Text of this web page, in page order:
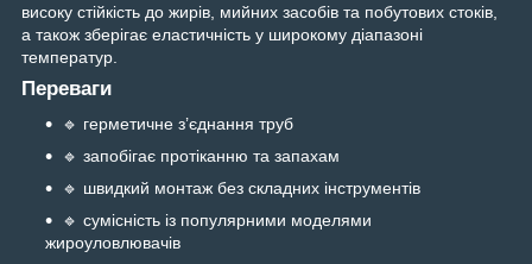
високу стійкість до жирів, мийних засобів та побутових стоків,
а також зберігає еластичність у широкому діапазоні
температур.
Переваги
🔹 герметичне з’єднання труб
🔹 запобігає протіканню та запахам
🔹 швидкий монтаж без складних інструментів
🔹 сумісність із популярними моделями
жироуловлювачів